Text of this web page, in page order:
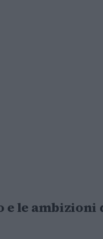
e le ambizioni